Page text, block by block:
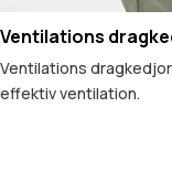
Ventilations
Ventilations
effektiv ventilation.